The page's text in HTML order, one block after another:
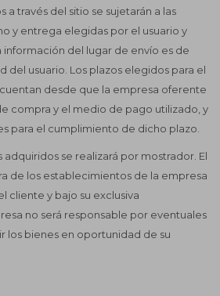
a través del sitio se sujetarán a las
y entrega elegidas por el usuario y
información del lugar de envío es de
del usuario. Los plazos elegidos para el
desde que la empresa oferente
compra y el medio de pago utilizado, y
para el cumplimiento de dicho plazo.
se realizará por mostrador. El
de los establecimientos de la empresa
cliente y bajo su exclusiva
no será responsable por eventuales
los bienes en oportunidad de su